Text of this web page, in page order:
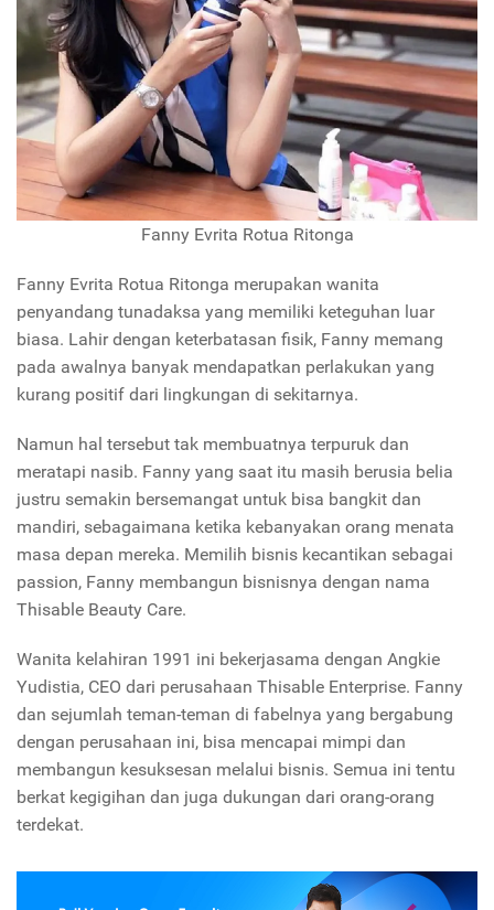
Fanny Evrita Rotua Ritonga
Fanny Evrita Rotua Ritonga merupakan wanita
penyandang tunadaksa yang memiliki keteguhan luar
biasa. Lahir dengan keterbatasan fisik, Fanny memang
pada awalnya banyak mendapatkan perlakukan yang
kurang positif dari lingkungan di sekitarnya.
Namun hal tersebut tak membuatnya terpuruk dan
meratapi nasib. Fanny yang saat itu masih berusia belia
justru semakin bersemangat untuk bisa bangkit dan
mandiri, sebagaimana ketika kebanyakan orang menata
masa depan mereka. Memilih bisnis kecantikan sebagai
passion, Fanny membangun bisnisnya dengan nama
Thisable Beauty Care.
Wanita kelahiran 1991 ini bekerjasama dengan Angkie
Yudistia, CEO dari perusahaan Thisable Enterprise. Fanny
dan sejumlah teman-teman di fabelnya yang bergabung
dengan perusahaan ini, bisa mencapai mimpi dan
membangun kesuksesan melalui bisnis. Semua ini tentu
berkat kegigihan dan juga dukungan dari orang-orang
terdekat.